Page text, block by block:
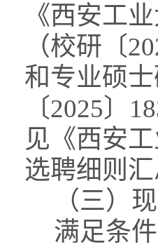
《西安工
（校研〔
和专业硕
〔2025〕
见《西安
选聘细则
（三）
满足条件